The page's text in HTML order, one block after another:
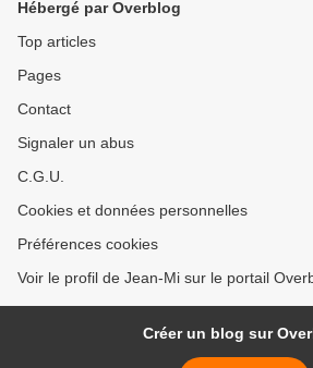
Hébergé par Overblog
Top articles
Pages
Contact
Signaler un abus
C.G.U.
Cookies et données personnelles
Préférences cookies
Voir le profil de Jean-Mi sur le portail
Créer un blog sur